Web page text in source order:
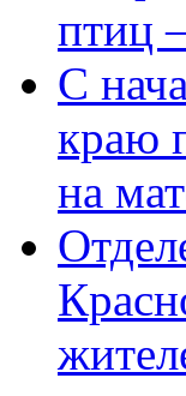
птиц
С
краю
на